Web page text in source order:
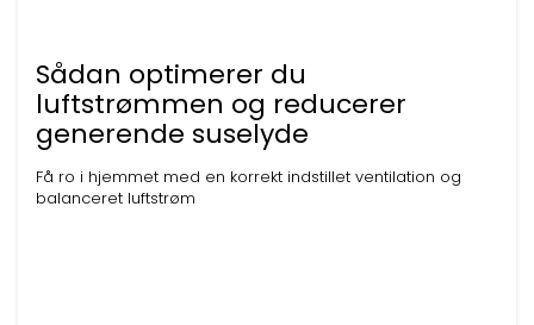
Sådan optimerer du
luftstrømmen og reducerer
generende suselyde
Få ro i hjemmet med en korrekt indstillet ventilation og
balanceret luftstrøm